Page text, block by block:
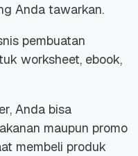
Anda tawarkan.
pembuatan
worksheet, ebook,
Anda bisa
maupun promo
membeli produk